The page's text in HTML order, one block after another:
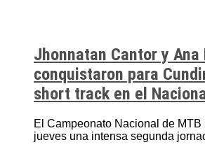
Jhonnatan Cantor y Ana
conquistaron para
short track en el
El Campeonato Nacional de
jueves una intensa segunda